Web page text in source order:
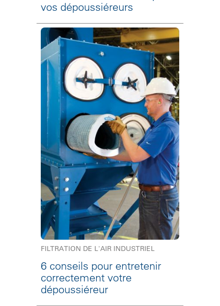
vos dépoussiéreurs
FILTRATION DE L'AIR INDUSTRIEL
6 conseils pour entretenir
correctement votre
dépoussiéreur